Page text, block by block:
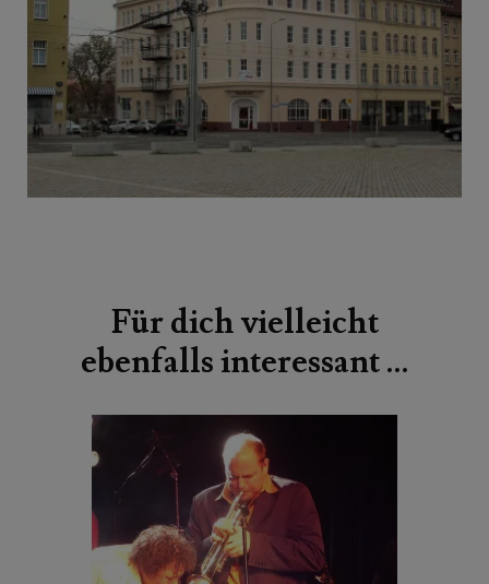
Für dich vielleicht
ebenfalls interessant …